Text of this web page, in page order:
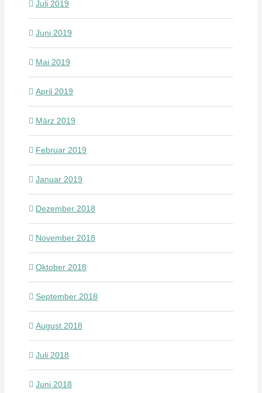
Juli 2019
Juni 2019
Mai 2019
April 2019
März 2019
Februar 2019
Januar 2019
Dezember 2018
November 2018
Oktober 2018
September 2018
August 2018
Juli 2018
Juni 2018